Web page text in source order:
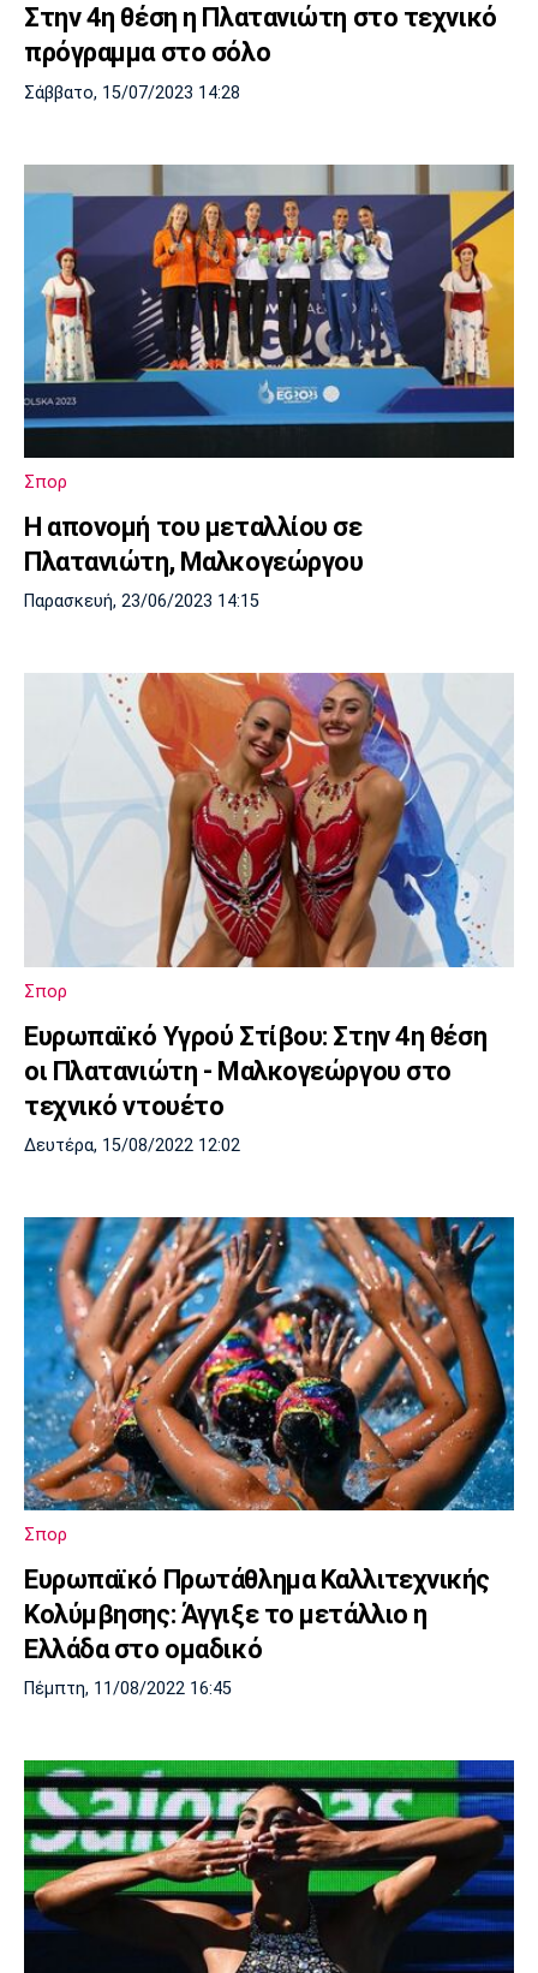
Στην 4η θέση η Πλατανιώτη στο τεχνικό
πρόγραμμα στο σόλο
Σάββατο, 15/07/2023 14:28
Σπορ
Η απονομή του μεταλλίου σε
Πλατανιώτη, Μαλκογεώργου
Παρασκευή, 23/06/2023 14:15
Σπορ
Ευρωπαϊκό Υγρού Στίβου: Στην 4η θέση
οι Πλατανιώτη - Μαλκογεώργου στο
τεχνικό ντουέτο
Δευτέρα, 15/08/2022 12:02
Σπορ
Ευρωπαϊκό Πρωτάθλημα Καλλιτεχνικής
Κολύμβησης: Άγγιξε το μετάλλιο η
Ελλάδα στο ομαδικό
Πέμπτη, 11/08/2022 16:45